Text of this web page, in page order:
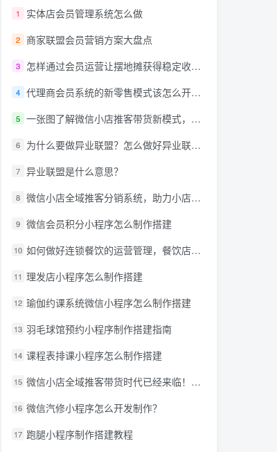
1 实体店会员管理系统怎么做
2 商家联盟会员营销方案大盘点
3 怎样通过会员运营让摆地摊获得稳定收入？
4 代理商会员系统的新零售模式该怎么开发呢？
5 一张图了解微信小店推客带货新模式，详解什么是推客带货？微信小店推客机构怎么玩？
6 为什么要做异业联盟？怎么做好异业联盟？
7 异业联盟是什么意思？
8 微信小店全域推客分销系统，助力小店商家达人创作者抢占万亿蓝海市场！
9 微信会员积分小程序怎么制作搭建
10 如何做好连锁餐饮的运营管理，餐饮店小程序需要什么功能?
11 理发店小程序怎么制作搭建
12 瑜伽约课系统微信小程序怎么制作搭建
13 羽毛球馆预约小程序制作搭建指南
14 课程表排课小程序怎么制作搭建
15 微信小店全域推客带货时代已经来临！微信推客分享系统助力抢夺红利！
16 微信汽修小程序怎么开发制作？
17 跑腿小程序制作搭建教程